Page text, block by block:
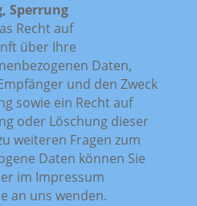
Sperrung
Recht auf
über Ihre
Daten,
und den Zweck
sowie ein Recht auf
oder Löschung dieser
weiteren Fragen zum
Daten können Sie
im Impressum
an uns wenden.